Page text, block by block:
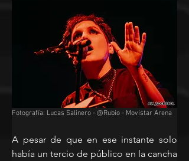
Fotografía: Lucas Salinero - @Rubio - Movistar Arena
A pesar de que en ese instante solo
había un tercio de público en la cancha